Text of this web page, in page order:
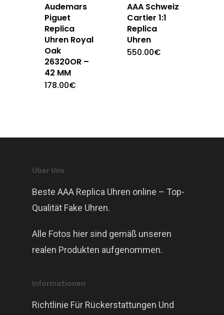
Audemars
Piguet
Replica
Uhren Royal
Oak
26320OR –
42 MM
178.00€
AAA Schweiz
Cartier 1:1
Replica
Uhren
550.00€
Über Uns
Beste AAA Replica Uhren online – Top-
Qualität Fake Uhren.
Alle Fotos hier sind gemäß unseren
realen Produkten aufgenommen.
Informationen
Richtlinie Für Rückerstattungen Und